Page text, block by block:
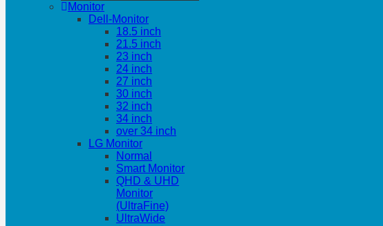
Monitor
Dell-Monitor
18.5 inch
21.5 inch
23 inch
24 inch
27 inch
30 inch
32 inch
34 inch
over 34 inch
LG Monitor
Normal
Smart Monitor
QHD & UHD
Monitor
(UltraFine)
UltraWide